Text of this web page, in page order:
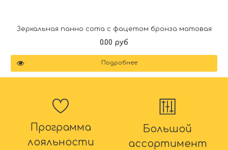
Зеркальная панно сота с фацетом бронза матовая
0.00 руб
Подробнее
Программа
лояльности
Большой
ассортимент